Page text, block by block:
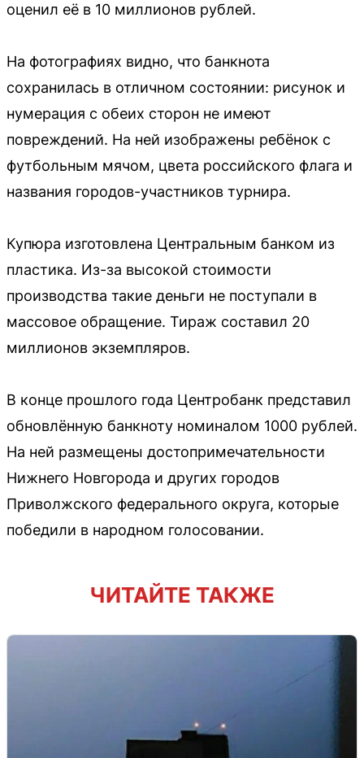
оценил её в 10 миллионов рублей.
На фотографиях видно, что банкнота
сохранилась в отличном состоянии: рисунок и
нумерация с обеих сторон не имеют
повреждений. На ней изображены ребёнок с
футбольным мячом, цвета российского флага и
названия городов-участников турнира.
Купюра изготовлена Центральным банком из
пластика. Из-за высокой стоимости
производства такие деньги не поступали в
массовое обращение. Тираж составил 20
миллионов экземпляров.
В конце прошлого года Центробанк представил
обновлённую банкноту номиналом 1000 рублей.
На ней размещены достопримечательности
Нижнего Новгорода и других городов
Приволжского федерального округа, которые
победили в народном голосовании.
ЧИТАЙТЕ ТАКЖЕ